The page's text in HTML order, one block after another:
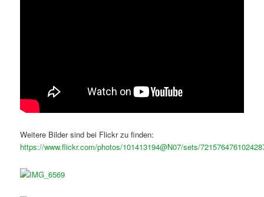
Weitere Bilder sind bei Flickr zu finden:
https://www.flickr.com/photos/101413194@N07/sets/